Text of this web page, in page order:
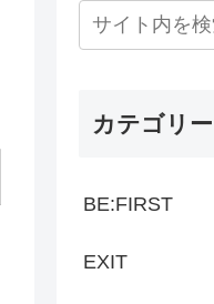
カテゴリー
BE:FIRST
EXIT